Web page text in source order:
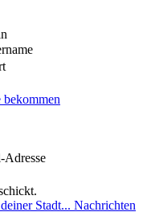
bekommen
Nachrichten